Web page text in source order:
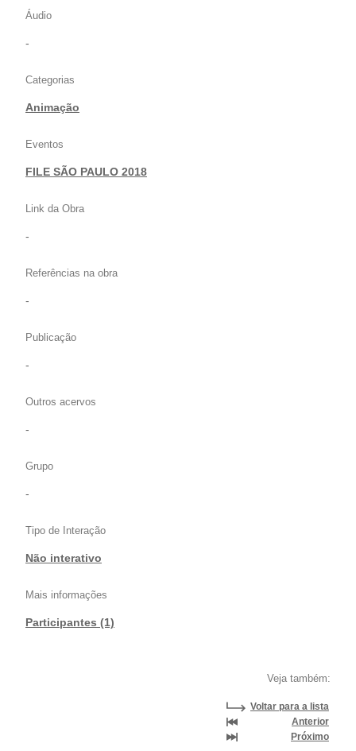
Áudio
-
Categorias
Animação
Eventos
FILE SÃO PAULO 2018
Link da Obra
-
Referências na obra
-
Publicação
-
Outros acervos
-
Grupo
-
Tipo de Interação
Não interativo
Mais informações
Participantes (1)
Veja também:
Voltar para a lista
Anterior
Próximo